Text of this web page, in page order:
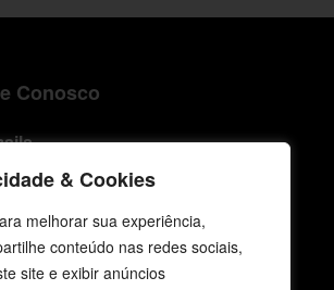
& Cookies
melhorar sua experiência,
conteúdo nas redes sociais,
site e exibir anúncios
Conosco
/ Vendas
(51) 99734-4518